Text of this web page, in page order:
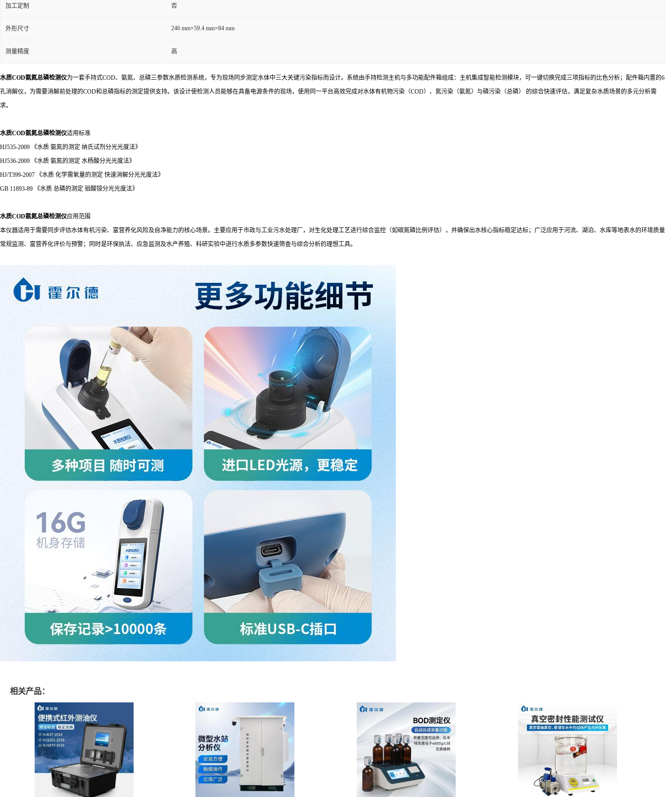
加工定制 否
外形尺寸 246 mm×59.4 mm×84 mm
测量精度 高
水质COD氨氮总磷检测仪为一套手持式COD、氨氮、总磷三参数水质检测系统，专为现场同步测定水体中三大关键污染指标而设计。系统由手持检测主机与多功能配件箱组成：主机集成智能检测模块，可一键切换完成三项指标的比色分析；配件箱内置的6
孔消解仪，为需要消解前处理的COD和总磷指标的测定提供支持。该设计使检测人员能够在具备电源条件的现场，使用同一平台高效完成对水体有机物污染（COD）、氮污染（氨氮）与磷污染（总磷） 的综合快速评估，满足复杂水质场景的多元分析需
求。
水质COD氨氮总磷检测仪适用标准
HJ535-2009 《水质 氨氮的测定 纳氏试剂分光光度法》
HJ536-2009 《水质 氨氮的测定 水杨酸分光光度法》
HJ/T399-2007 《水质 化学需氧量的测定 快速消解分光光度法》
GB 11893-89 《水质 总磷的测定 钼酸铵分光光度法》
水质COD氨氮总磷检测仪应用范围
本仪器适用于需要同步评估水体有机污染、富营养化风险及自净能力的核心场景。主要应用于市政与工业污水处理厂，对生化处理工艺进行综合监控（如碳氮磷比例评估），并确保出水核心指标稳定达标；广泛应用于河流、湖泊、水库等地表水的环境质量
常规监测、富营养化评价与预警；同时是环保执法、应急监测及水产养殖、科研实验中进行水质多参数快速筛查与综合分析的理想工具。
相关产品：